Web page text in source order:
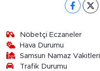
Nöbetçi Eczaneler
Hava Durumu
Samsun Namaz Vakitleri
Trafik Durumu